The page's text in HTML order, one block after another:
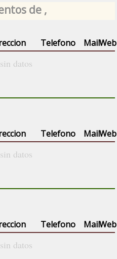
de ,
Telefono MailWeb
datos
Telefono MailWeb
datos
Telefono MailWeb
datos